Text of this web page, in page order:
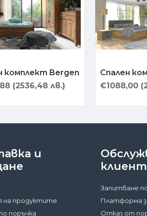
комплект Bergen
(2536,48 лв.)
Спален
€1088,00
и
на продуктите
поръчка
Запитване
Платформа
Отказ от